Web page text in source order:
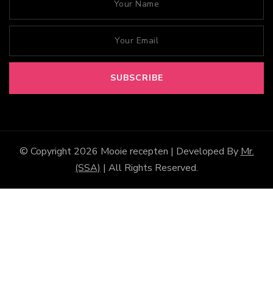
© Copyright 2026 Mooie recepten | Developed By Mr.
(SSA) | All Rights Reserved.